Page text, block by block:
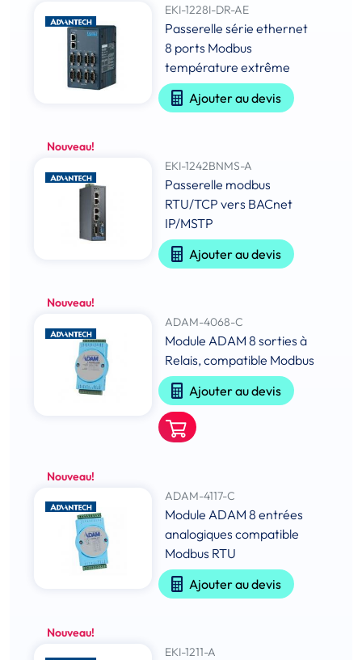
EKI-1228I-DR-AE
Passerelle série ethernet
8 ports Modbus
température extrême
Ajouter au devis
Nouveau!
EKI-1242BNMS-A
Passerelle modbus
RTU/TCP vers BACnet
IP/MSTP
Ajouter au devis
Nouveau!
ADAM-4068-C
Module ADAM 8 sorties à
Relais, compatible Modbus
Ajouter au devis
Nouveau!
ADAM-4117-C
Module ADAM 8 entrées
analogiques compatible
Modbus RTU
Ajouter au devis
Nouveau!
EKI-1211-A